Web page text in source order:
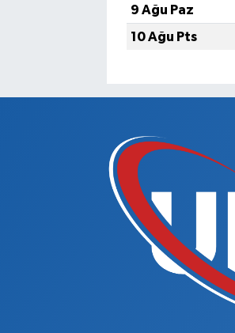
9 Ağu Paz
10 Ağu Pts